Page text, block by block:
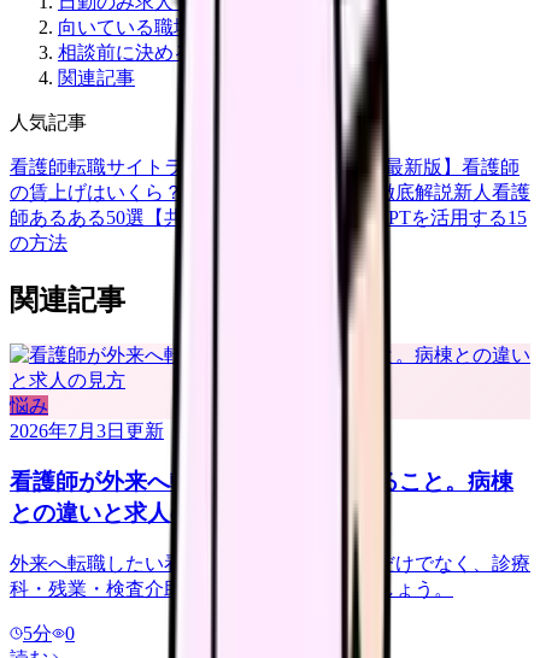
向いている職場タイプ
相談前に決める条件
関連記事
人気記事
看護師転職サイトランキングTOP5【2026年最新版】 看護師
の賃上げはいくら？2026年度の最新情報を徹底解説新人看護
師あるある50選【共感必至】
看護師がChatGPTを活用する15
の方法
関連記事
悩み
2026年7月3日 更新
看護師が外来へ転職する前に確認すること。病棟
との違いと求人の見方
外来へ転職したい看護師さんへ。夜勤なしだけでなく、診療
科・残業・検査介助・土曜勤務を確認しましょう。
5分
0